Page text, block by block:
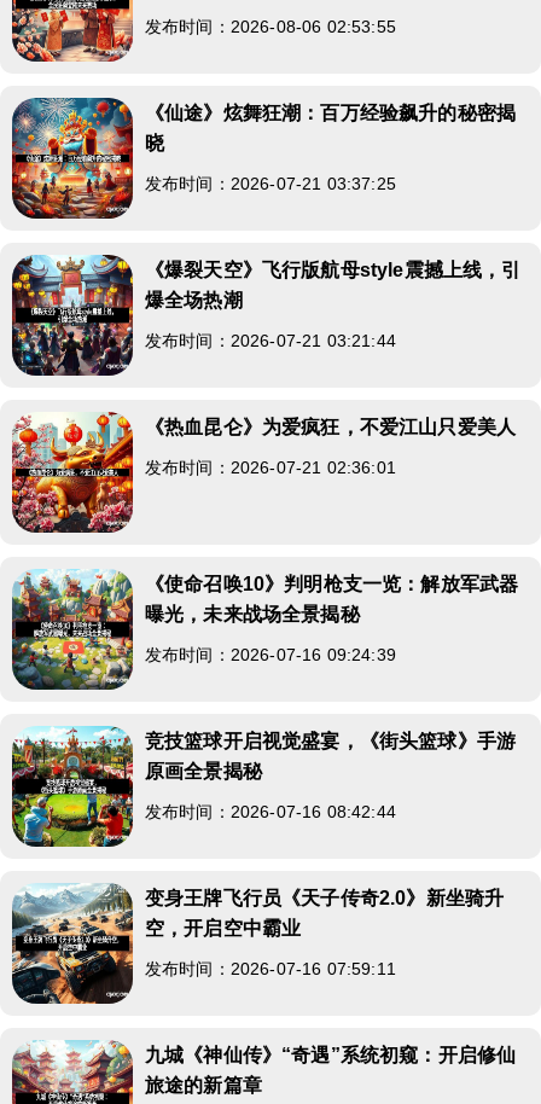
发布时间：2026-08-06 02:53:55
《仙途》炫舞狂潮：百万经验飙升的秘密揭
晓
发布时间：2026-07-21 03:37:25
《爆裂天空》飞行版航母style震撼上线，引
爆全场热潮
发布时间：2026-07-21 03:21:44
《热血昆仑》为爱疯狂，不爱江山只爱美人
发布时间：2026-07-21 02:36:01
《使命召唤10》判明枪支一览：解放军武器
曝光，未来战场全景揭秘
发布时间：2026-07-16 09:24:39
竞技篮球开启视觉盛宴，《街头篮球》手游
原画全景揭秘
发布时间：2026-07-16 08:42:44
变身王牌飞行员《天子传奇2.0》新坐骑升
空，开启空中霸业
发布时间：2026-07-16 07:59:11
九城《神仙传》“奇遇”系统初窥：开启修仙
旅途的新篇章